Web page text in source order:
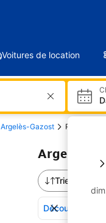
Voitures de location
Argelès-Gazost Résultats
Argelès-
Trier par :
Découvrir